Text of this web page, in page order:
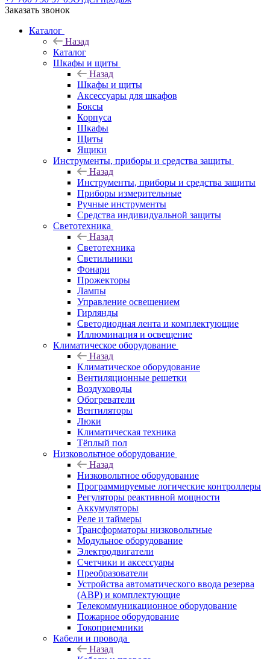
Заказать звонок
Каталог
Назад
Каталог
Шкафы и щиты
Назад
Шкафы и щиты
Аксессуары для шкафов
Боксы
Корпуса
Шкафы
Щиты
Ящики
Инструменты, приборы и средства защиты
Назад
Инструменты, приборы и средства защиты
Приборы измерительные
Ручные инструменты
Средства индивидуальной защиты
Светотехника
Назад
Светотехника
Светильники
Фонари
Прожекторы
Лампы
Управление освещением
Гирлянды
Светодиодная лента и комплектующие
Иллюминация и освещение
Климатическое оборудование
Назад
Климатическое оборудование
Вентиляционные решетки
Воздуховоды
Обогреватели
Вентиляторы
Люки
Климатическая техника
Тёплый пол
Низковольтное оборудование
Назад
Низковольтное оборудование
Программируемые логические контроллеры
Регуляторы реактивной мощности
Аккумуляторы
Реле и таймеры
Трансформаторы низковольтные
Модульное оборудование
Электродвигатели
Счетчики и аксессуары
Преобразователи
Устройства автоматического ввода резерва
(АВР) и комплектующие
Телекоммуникационное оборудование
Пожарное оборудование
Токоприемники
Кабели и провода
Назад